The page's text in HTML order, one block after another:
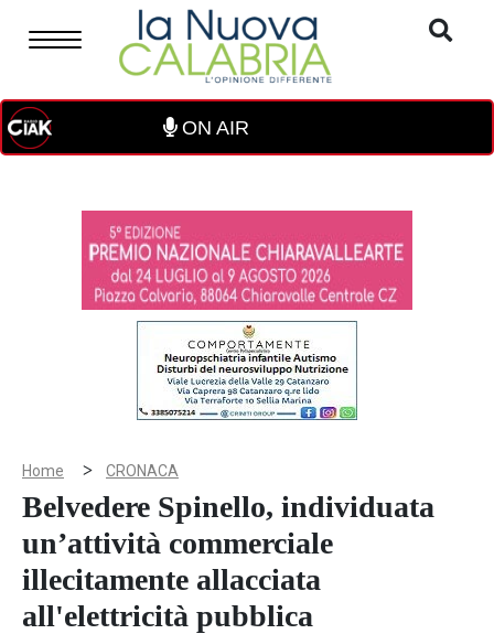
ON AIR
Home > CRONACA
Belvedere Spinello, individuata
un’attività commerciale
illecitamente allacciata
all'elettricità pubblica